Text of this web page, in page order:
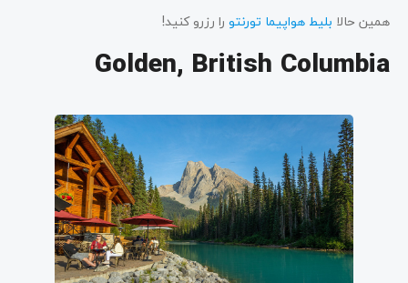
همین حالا بلیط هواپیما تورنتو را رزرو کنید!
Golden, British Columbia